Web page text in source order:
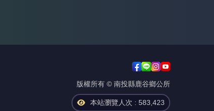
版權所有 © 南投縣鹿谷鄉公所
本站瀏覽人次 : 583,423